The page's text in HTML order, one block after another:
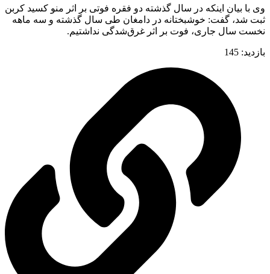
وی با بیان اینکه در سال گذشته دو فقره فوتی بر اثر منو کسید کربن
ثبت شد، گفت: خوشبختانه در دامغان طی سال گذشته و سه ماهه
نخست سال جاری، فوت بر اثر غرق‌شدگی نداشتیم.
بازدید: 145